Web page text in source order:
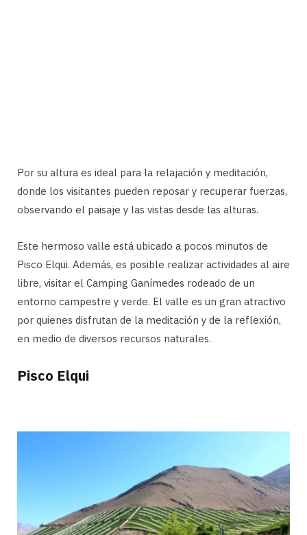
Por su altura es ideal para la relajación y meditación,
donde los visitantes pueden reposar y recuperar fuerzas,
observando el paisaje y las vistas desde las alturas.
Este hermoso valle está ubicado a pocos minutos de
Pisco Elqui. Además, es posible realizar actividades al aire
libre, visitar el Camping Ganímedes rodeado de un
entorno campestre y verde. El valle es un gran atractivo
por quienes disfrutan de la meditación y de la reflexión,
en medio de diversos recursos naturales.
Pisco Elqui